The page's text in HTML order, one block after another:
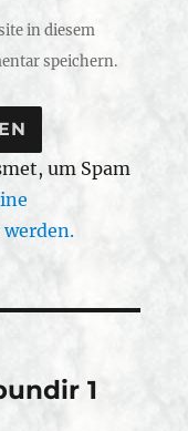
in diesem
speichern.
um Spam
1